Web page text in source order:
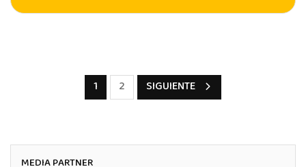
1 2 SIGUIENTE
MEDIA PARTNER